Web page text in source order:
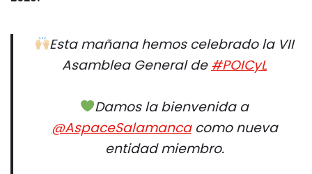
Esta mañana hemos celebrado la VII
Asamblea General de#POICyL
Damos la bienvenida a
@AspaceSalamancacomo nueva
entidad miembro.